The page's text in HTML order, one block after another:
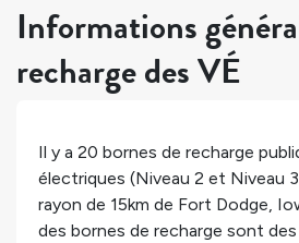
Informations
recharge des VÉ
Il y a 20 bornes de recharge
électriques (Niveau 2 et Niveau
rayon de 15km de Fort Dodge,
des bornes de recharge sont